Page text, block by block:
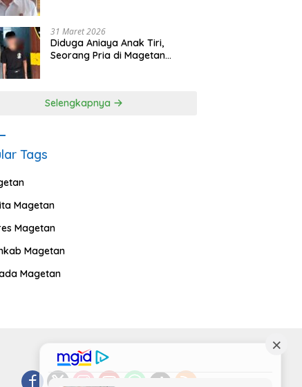
31 Maret 2026
Diduga Aniaya Anak Tiri,
Seorang Pria di Magetan
Selengkapnya
Tags
Magetan
Magetan
Magetan
Magetan